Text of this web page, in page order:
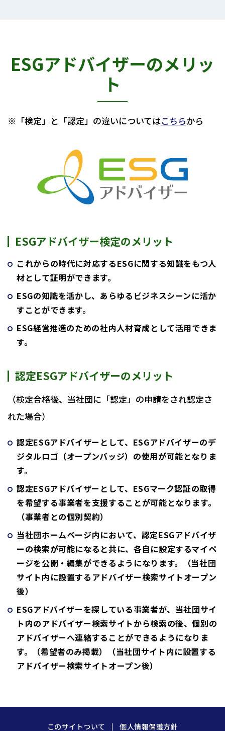
ESGアドバイザーのメリッ
ト
※「検定」と「認定」の違いについてはこちらから
ESGアドバイザー検定のメリット
これからの時代に対応するESGに関する知識をもつ人
材として証明ができます。
ESGの知識を活かし、あらゆるビジネスシーンに活か
すことができます。
ESG経営推進のための社内人材育成として活用できま
す。
認定ESGアドバイザーのメリット
（検定合格後、当社団に「認定」の申請をされ認定さ
れた場合）
認定ESGアドバイザーとして、ESGアドバイザーのデ
ジタルロゴ（オープンバッジ）の使用が可能となりま
す。
認定ESGアドバイザーとして、ESGマーク認証の取得
を希望する事業者を支援することが可能となります。
（事業者との個別契約）
当社団ホームページ内において、認定ESGアドバイザ
ーの検索が可能になると共に、各自に設定するマイペ
ージを公開・編集ができるようになります。（当社団
サイト内に設置するアドバイザー検索サイトオープン
後）
ESGアドバイザーを探している事業者が、当社団サイ
ト内のアドバイザー検索サイトから検索の後、個別の
アドバイザーへ連絡することができるようになりま
す。（希望者のみ掲載）（当社団サイト内に設置する
アドバイザー検索サイトオープン後）
このサイトついて 個人情報保護方針